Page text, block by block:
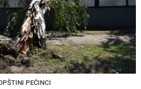
PEĆINCI